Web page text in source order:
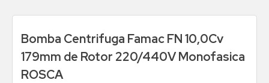
Bomba Centrifuga Famac FN 10,0Cv
179mm de Rotor 220/440V Monofasica
ROSCA